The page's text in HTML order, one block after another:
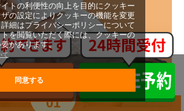
トの利便性の向上を目的にクッキー
の設定によりクッキーの機能を変更
細はプライバシーポリシーについて
を閲覧いただく際には、クッキーの
があります。
て
同意する